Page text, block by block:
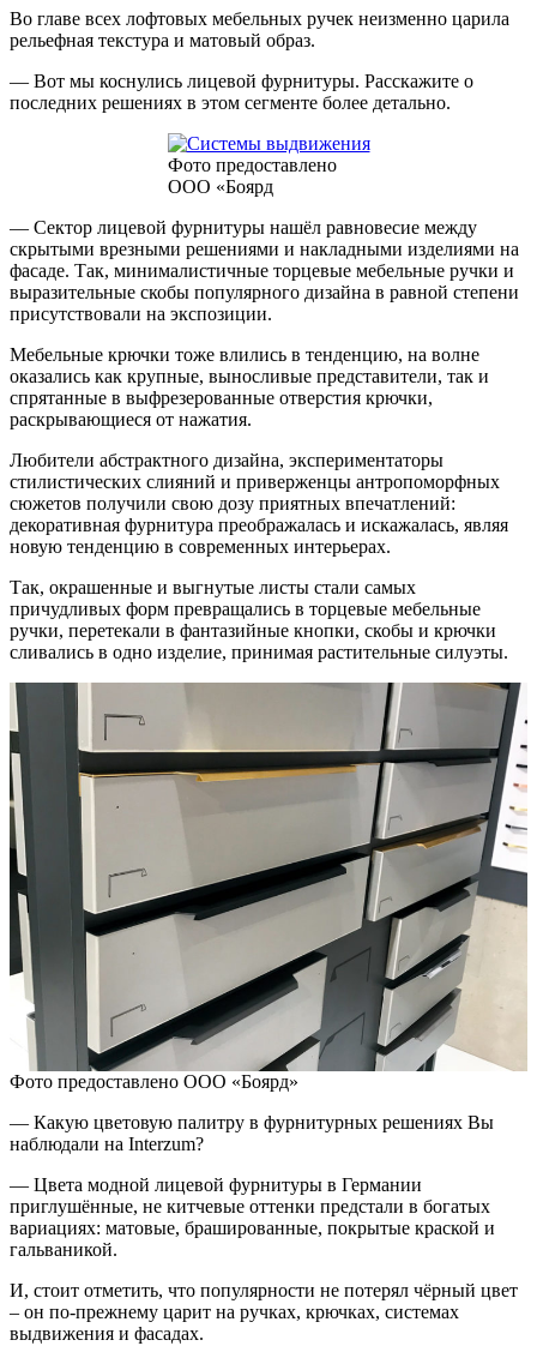
Во главе всех лофтовых мебельных ручек неизменно царила
рельефная текстура и матовый образ.
— Вот мы коснулись лицевой фурнитуры. Расскажите о
последних решениях в этом сегменте более детально.
Фото предоставлено
ООО «Боярд
— Сектор лицевой фурнитуры нашёл равновесие между
скрытыми врезными решениями и накладными изделиями на
фасаде. Так, минималистичные торцевые мебельные ручки и
выразительные скобы популярного дизайна в равной степени
присутствовали на экспозиции.
Мебельные крючки тоже влились в тенденцию, на волне
оказались как крупные, выносливые представители, так и
спрятанные в выфрезерованные отверстия крючки,
раскрывающиеся от нажатия.
Любители абстрактного дизайна, экспериментаторы
стилистических слияний и приверженцы антропоморфных
сюжетов получили свою дозу приятных впечатлений:
декоративная фурнитура преображалась и искажалась, являя
новую тенденцию в современных интерьерах.
Так, окрашенные и выгнутые листы стали самых
причудливых форм превращались в торцевые мебельные
ручки, перетекали в фантазийные кнопки, скобы и крючки
сливались в одно изделие, принимая растительные силуэты.
Фото предоставлено ООО «Боярд»
— Какую цветовую палитру в фурнитурных решениях Вы
наблюдали на Interzum?
— Цвета модной лицевой фурнитуры в Германии
приглушённые, не китчевые оттенки предстали в богатых
вариациях: матовые, брашированные, покрытые краской и
гальваникой.
И, стоит отметить, что популярности не потерял чёрный цвет
– он по-прежнему царит на ручках, крючках, системах
выдвижения и фасадах.